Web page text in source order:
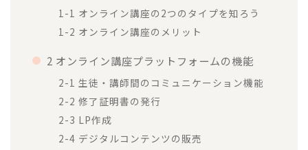
1-1 オンライン講座の2つのタイプを知ろう
1-2 オンライン講座のメリット
2 オンライン講座プラットフォームの機能
2-1 生徒・講師間のコミュニケーション機能
2-2 修了証明書の発行
2-3 LP作成
2-4 デジタルコンテンツの販売